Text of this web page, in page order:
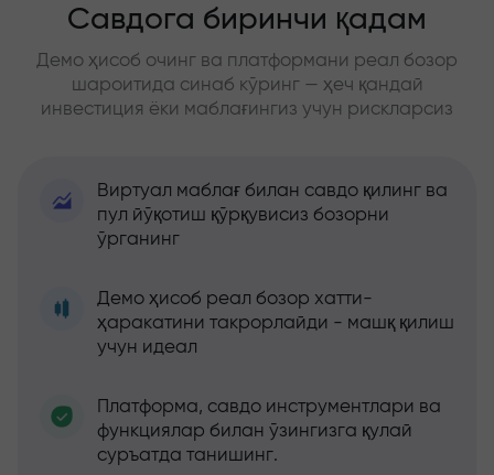
Савдога биринчи қадам
Демо ҳисоб очинг ва платформани реал бозор
шароитида синаб кўринг — ҳеч қандай
инвестиция ёки маблағингиз учун рискларсиз
Виртуал маблағ билан савдо қилинг ва
пул йўқотиш қўрқувисиз бозорни
ўрганинг
Демо ҳисоб реал бозор хатти-
ҳаракатини такрорлайди - машқ қилиш
учун идеал
Платформа, савдо инструментлари ва
функциялар билан ўзингизга қулай
суръатда танишинг.